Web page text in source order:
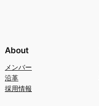
About
メンバー
沿革
採用情報